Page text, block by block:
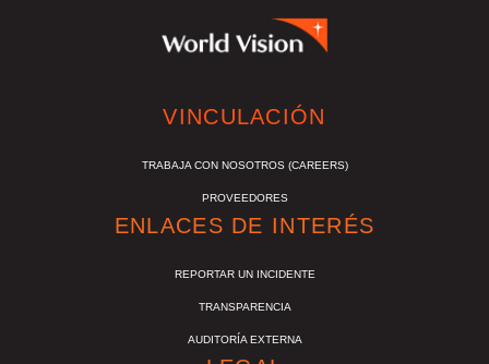
VINCULACIÓN
TRABAJA CON NOSOTROS (CAREERS)
PROVEEDORES
ENLACES DE INTERÉS
REPORTAR UN INCIDENTE
TRANSPARENCIA
AUDITORÍA EXTERNA